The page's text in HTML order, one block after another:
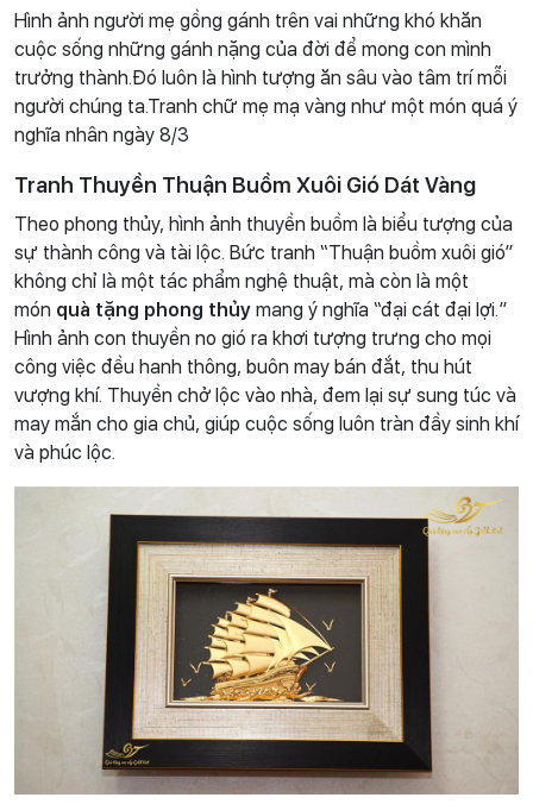
Hình ảnh người mẹ gồng gánh trên vai những khó khăn
cuộc sống những gánh nặng của đời để mong con mình
trưởng thành.Đó luôn là hình tượng ăn sâu vào tâm trí mỗi
người chúng ta.Tranh chữ mẹ mạ vàng như một món quá ý
nghĩa nhân ngày 8/3
Tranh Thuyền Thuận Buồm Xuôi Gió Dát Vàng
Theo phong thủy, hình ảnh thuyền buồm là biểu tượng của
sự thành công và tài lộc. Bức tranh “Thuận buồm xuôi gió”
không chỉ là một tác phẩm nghệ thuật, mà còn là một
món quà tặng phong thủy mang ý nghĩa “đại cát đại lợi.”
Hình ảnh con thuyền no gió ra khơi tượng trưng cho mọi
công việc đều hanh thông, buôn may bán đắt, thu hút
vượng khí. Thuyền chở lộc vào nhà, đem lại sự sung túc và
may mắn cho gia chủ, giúp cuộc sống luôn tràn đầy sinh khí
và phúc lộc.